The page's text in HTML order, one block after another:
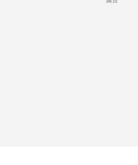
廣告